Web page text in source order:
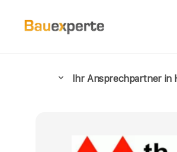
Ihr Ansprechpartner in